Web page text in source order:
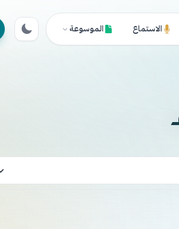
الاستماع الموسوعة